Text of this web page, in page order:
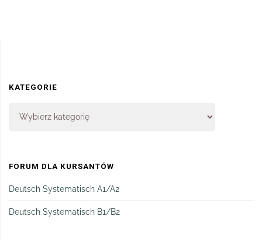
KATEGORIE
FORUM DLA KURSANTÓW
Deutsch Systematisch A1/A2
Deutsch Systematisch B1/B2